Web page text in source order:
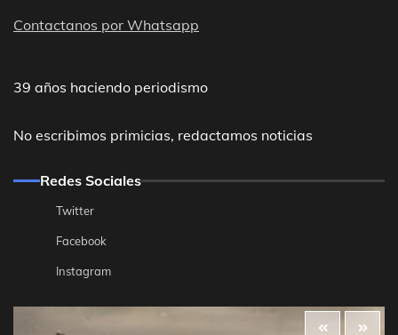
Contactanos por Whatsapp
39 años haciendo periodismo
No escribimos primicias, redactamos noticias
Redes Sociales
Twitter
Facebook
Instagram